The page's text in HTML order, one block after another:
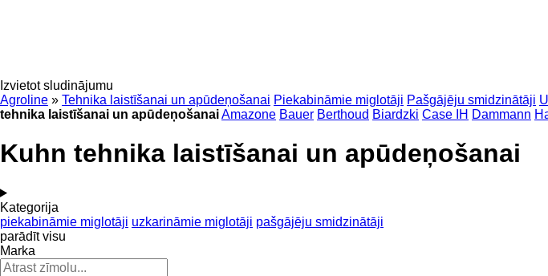
Izvietot sludinājumu
Agroline » Tehnika laistīšanai un apūdeņošanai Piekabināmie miglotāji Pašgājēju smidzinātāji
tehnika laistīšanai un apūdeņošanaiAmazone Bauer Berthoud Biardzki Case IH Dammann
Kuhn tehnika laistīšanai un apūdeņošanai
Kategorija
piekabināmie miglotāji uzkarināmie miglotāji pašgājēju smidzinātāji
parādīt visu
Marka